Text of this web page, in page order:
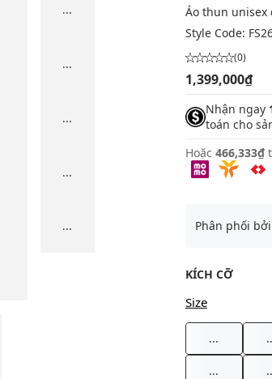
...
...
...
...
...
Áo thun unisex
Style Code:
(0)
1,399,000₫
Nhận ngay
toán cho
Hoặc 466,333₫
Phân phối
KÍCH CỠ
Size
...
...